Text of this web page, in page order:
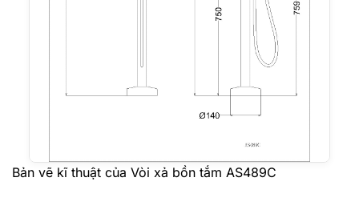
Bản vẽ kĩ thuật của Vòi xả bồn tắm AS489C